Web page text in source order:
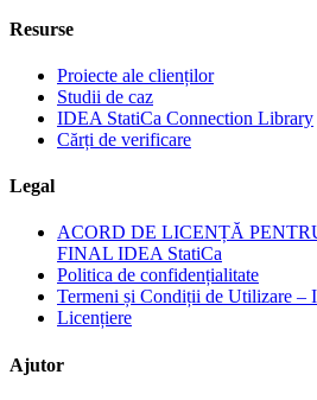
Resurse
Proiecte ale clienților
Studii de caz
IDEA StatiCa Connection Library
Cărți de verificare
Legal
ACORD DE LICENȚĂ
FINAL IDEA StatiCa
Politica de confidențialitate
Termeni și Condiții de Utilizare –
Licențiere
Ajutor